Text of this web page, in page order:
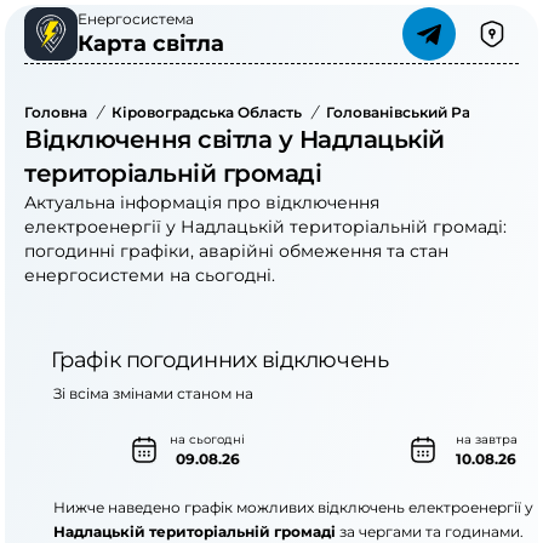
Енергосистема
Карта світла
Головна / Кіровоградська Область / Голованівський Район
Відключення світла у Надлацькій
територіальній громаді
Актуальна інформація про відключення
електроенергії у Надлацькій територіальній громаді:
погодинні графіки, аварійні обмеження та стан
енергосистеми на сьогодні.
Графік погодинних відключень
на сьогодні
09.08.26
на завтра
10.08.26
Зі всіма змінами станом на
Нижче наведено графік можливих відключень електроенергії у
Надлацькій територіальній громаді за чергами та годинами.